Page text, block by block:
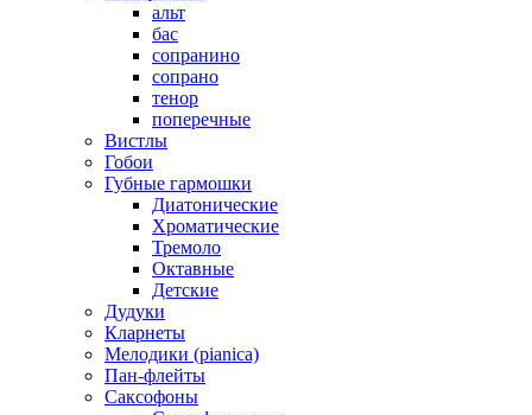
альт
бас
сопранино
сопрано
тенор
поперечные
Вистлы
Гобои
Губные гармошки
Диатонические
Хроматические
Тремоло
Октавные
Детские
Дудуки
Кларнеты
Мелодики (pianica)
Пан-флейты
Саксофоны